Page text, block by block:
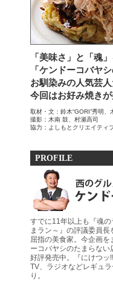
「美味さ」と「魂
「ケンドーコバヤ
お馴染みの人気芸
今回はお好み焼き
取材・文：鈴木“GORI”秀明
撮影：木南 鼓、村瀬高司
協力：よしもとクリエイティ
PROFILE
すでに11年以上も『魂
まラン～』の評議委員長
屈指の美食家。今企画を
ーコバヤシのたまらない
好評発売中。『にけつッ
TV、ラジオなどレギュ
り。